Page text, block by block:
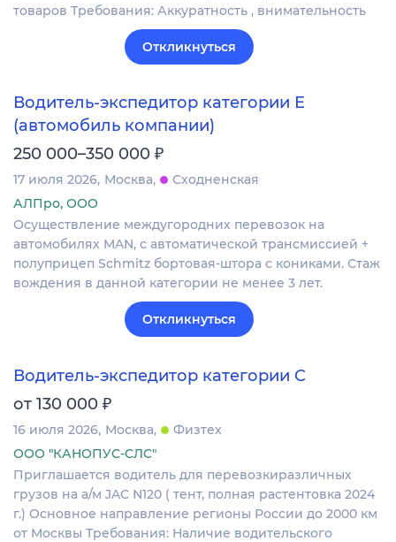
товаров Требования: Аккуратность , внимательность
Откликнуться
Водитель-экспедитор категории Е
(автомобиль компании)
250 000–350 000 ₽
17 июля 2026 Москва
Сходненская
АЛПро, ООО
Осуществление междугородних перевозок на
автомобилях MAN, с автоматической трансмиссией +
полуприцеп Schmitz бортовая-штора с кониками. Стаж
вождения в данной категории не менее 3 лет.
Откликнуться
Водитель-экспедитор категории C
от 130 000 ₽
16 июля 2026 Москва
Физтех
ООО "КАНОПУС-СЛС"
Приглашается водитель для перевозкиразличных
грузов на а/м JAC N120 ( тент, полная растентовка 2024
г.) Основное направление регионы России до 2000 км
от Москвы Требования: Наличие водительского